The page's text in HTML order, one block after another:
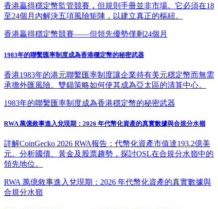
香港贏得穩定幣監管競賽，但規則手冊並非市場。它必須在18
至24個月內解決五項風險矩陣，以建立真正的樞紐。
香港贏得穩定幣競賽——但領先優勢僅剩24個月
1983年的聯繫匯率制度成為香港穩定幣的秘密武器
香港1983年的港元聯繫匯率制度讓企業持有美元穩定幣而無需
承擔外匯風險。雙錨策略如何使其成為亞太區的清算中心。
1983年的聯繫匯率制度成為香港穩定幣的秘密武器
RWA 萬億敘事進入兌現期：2026 年代幣化資產的真實數據與合規分水嶺
詳解CoinGecko 2026 RWA報告：代幣化資產市值達193.2億美
元。分析國債、黃金及股票趨勢，探討OSL在合規分水嶺中的
領先地位。
RWA 萬億敘事進入兌現期：2026 年代幣化資產的真實數據與
合規分水嶺